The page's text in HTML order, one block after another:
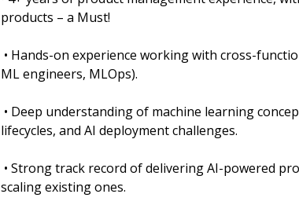
products – a Must!
ML engineers, MLOps).
lifecycles, and AI deployment challenges.
scaling existing ones.